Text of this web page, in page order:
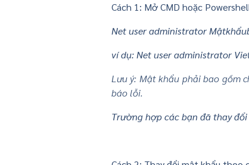
Cách 1: Mở CMD hoặc
Net user administrator
ví dụ: Net user administrator
Lưu ý: Mật khẩu phải bao gồm
báo lỗi.
Trường hợp các bạn đã thay